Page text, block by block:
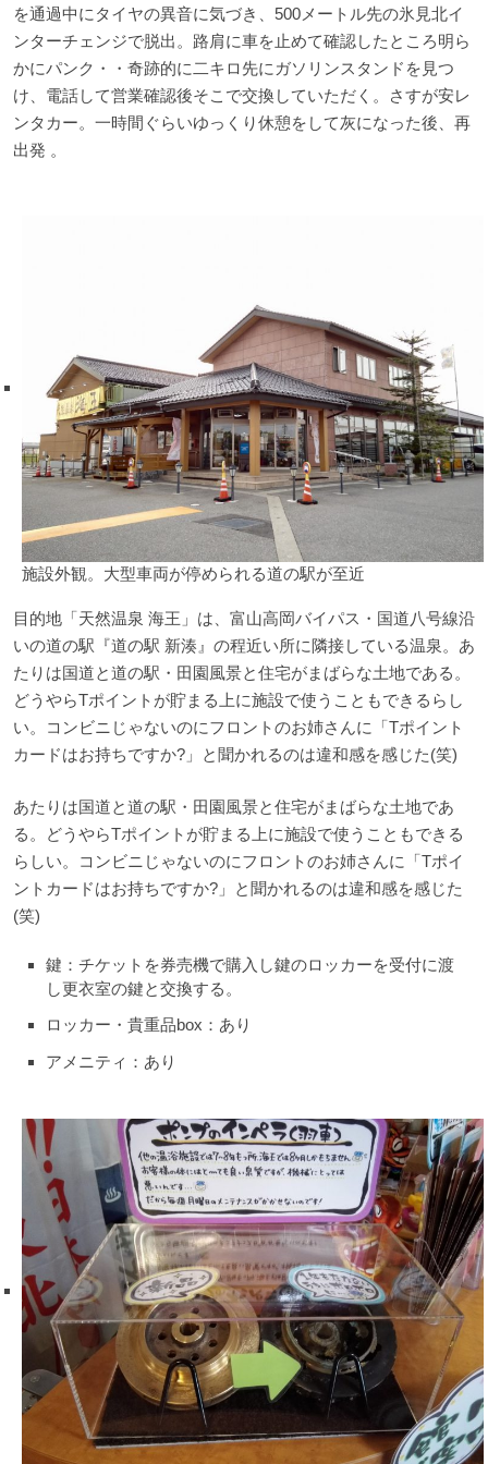
を通過中にタイヤの異音に気づき、500メートル先の氷見北イ
ンターチェンジで脱出。路肩に車を止めて確認したところ明ら
かにパンク・・奇跡的に二キロ先にガソリンスタンドを見つ
け、電話して営業確認後そこで交換していただく。さすが安レ
ンタカー。一時間ぐらいゆっくり休憩をして灰になった後、再
出発 。
施設外観。大型車両が停められる道の駅が至近
目的地「天然温泉 海王」は、富山高岡バイパス・国道八号線沿
いの道の駅『道の駅 新湊』の程近い所に隣接している温泉。あ
たりは国道と道の駅・田園風景と住宅がまばらな土地である。
どうやらTポイントが貯まる上に施設で使うこともできるらし
い。コンビニじゃないのにフロントのお姉さんに「Tポイント
カードはお持ちですか?」と聞かれるのは違和感を感じた(笑)
あたりは国道と道の駅・田園風景と住宅がまばらな土地であ
る。どうやらTポイントが貯まる上に施設で使うこともできる
らしい。コンビニじゃないのにフロントのお姉さんに「Tポイ
ントカードはお持ちですか?」と聞かれるのは違和感を感じた
(笑)
鍵：チケットを券売機で購入し鍵のロッカーを受付に渡
し更衣室の鍵と交換する。
ロッカー・貴重品box：あり
アメニティ：あり